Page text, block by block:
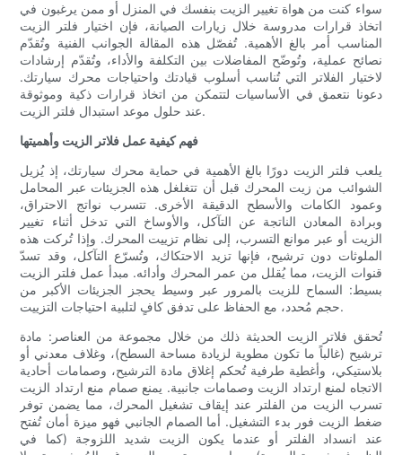
سواء كنت من هواة تغيير الزيت بنفسك في المنزل أو ممن يرغبون في
اتخاذ قرارات مدروسة خلال زيارات الصيانة، فإن اختيار فلتر الزيت
المناسب أمر بالغ الأهمية. تُفصّل هذه المقالة الجوانب الفنية وتُقدّم
نصائح عملية، وتُوضّح المفاضلات بين التكلفة والأداء، وتُقدّم إرشادات
لاختيار الفلاتر التي تُناسب أسلوب قيادتك واحتياجات محرك سيارتك.
دعونا نتعمق في الأساسيات لتتمكن من اتخاذ قرارات ذكية وموثوقة
عند حلول موعد استبدال فلتر الزيت.
فهم كيفية عمل فلاتر الزيت وأهميتها
يلعب فلتر الزيت دورًا بالغ الأهمية في حماية محرك سيارتك، إذ يُزيل
الشوائب من زيت المحرك قبل أن تتغلغل هذه الجزيئات عبر المحامل
وعمود الكامات والأسطح الدقيقة الأخرى. تتسرب نواتج الاحتراق،
وبرادة المعادن الناتجة عن التآكل، والأوساخ التي تدخل أثناء تغيير
الزيت أو عبر موانع التسرب، إلى نظام تزييت المحرك. وإذا تُركت هذه
الملوثات دون ترشيح، فإنها تزيد الاحتكاك، وتُسرّع التآكل، وقد تسدّ
قنوات الزيت، مما يُقلل من عمر المحرك وأدائه. مبدأ عمل فلتر الزيت
بسيط: السماح للزيت بالمرور عبر وسيط يحجز الجزيئات الأكبر من
حجم مُحدد، مع الحفاظ على تدفق كافٍ لتلبية احتياجات التزييت.
تُحقق فلاتر الزيت الحديثة ذلك من خلال مجموعة من العناصر: مادة
ترشيح (غالباً ما تكون مطوية لزيادة مساحة السطح)، وغلاف معدني أو
بلاستيكي، وأغطية طرفية تُحكم إغلاق مادة الترشيح، وصمامات أحادية
الاتجاه لمنع ارتداد الزيت وصمامات جانبية. يمنع صمام منع ارتداد الزيت
تسرب الزيت من الفلتر عند إيقاف تشغيل المحرك، مما يضمن توفر
ضغط الزيت فور بدء التشغيل. أما الصمام الجانبي فهو ميزة أمان تُفتح
عند انسداد الفلتر أو عندما يكون الزيت شديد اللزوجة (كما في